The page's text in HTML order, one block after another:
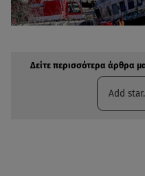
Δείτε περισσότερα άρθρα
Add